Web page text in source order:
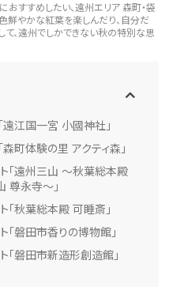
おすすめしたい、遠州エリア 森町・袋
鮮やかな紅葉を楽しんだり、自分だ
て、遠州でしかできない秋の特別な思
遠江国一宮 小國神社」
町体験の里 アクティ森」
「遠州三山 〜秋葉総本殿
尊永寺〜」
「秋葉総本殿 可睡斎」
磐田市香りの博物館」
「磐田市新造形創造館」